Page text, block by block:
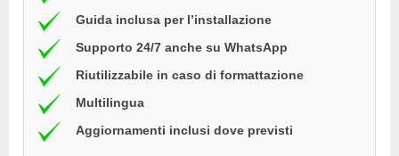
Guida inclusa per l’installazione
Supporto 24/7 anche su WhatsApp
Riutilizzabile in caso di formattazione
Multilingua
Aggiornamenti inclusi dove previsti